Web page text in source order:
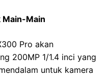
Main-Main
Pro akan
200MP 1/1.4 inci yang
untuk kamera